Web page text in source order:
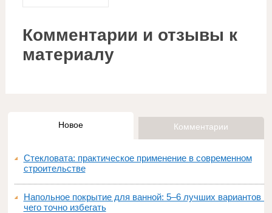
Комментарии и отзывы к
материалу
Новое Комментарии
Стекловата: практическое применение в современном
строительстве
Напольное покрытие для ванной: 5–6 лучших вариантов и
чего точно избегать